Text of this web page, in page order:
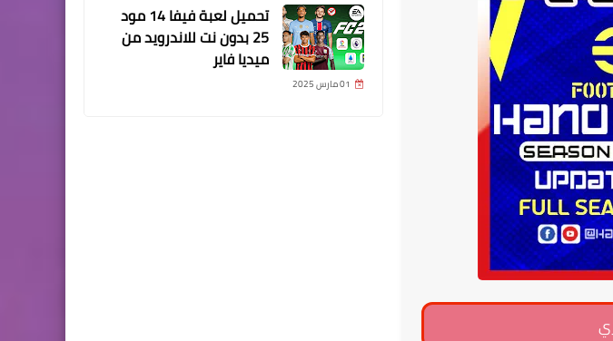
تحميل لعبة فيفا 14 مود
25 بدون نت للاندرويد من
ميديا فاير
01 مارس 2025